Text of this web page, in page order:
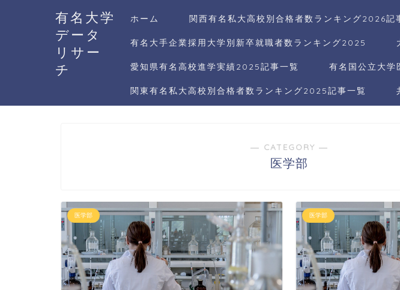
有名大学
データ
リサー
チ
ホーム 関西有名私大高校別合格者数ランキング2026記
有名大手企業採用大学別新卒就職者数ランキング2025
愛知県有名高校進学実績2025記事一覧 有名国公立大
関東有名私大高校別合格者数ランキング2025記事一覧
― CATEGORY ―
医学部
医学部 医学部